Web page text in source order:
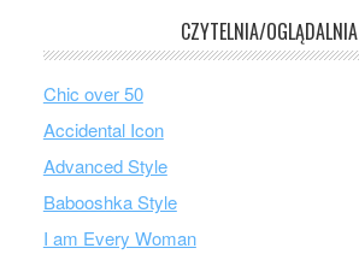
CZYTELNIA/OGLĄDALNIA
Chic over 50
Accidental Icon
Advanced Style
Babooshka Style
I am Every Woman